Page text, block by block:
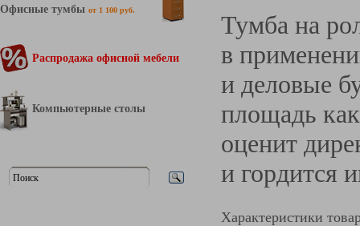
Офисные тумбы от 1 100 руб.
Распродажа офисной мебели
Компьютерные столы
Тумба на
в
и деловые
площадь
оценит
и гордится
Характеристики